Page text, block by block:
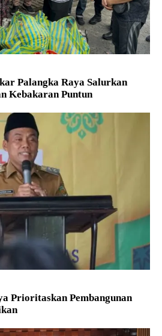
Palangka Raya Salurkan
Kebakaran Puntun
Prioritaskan Pembangunan